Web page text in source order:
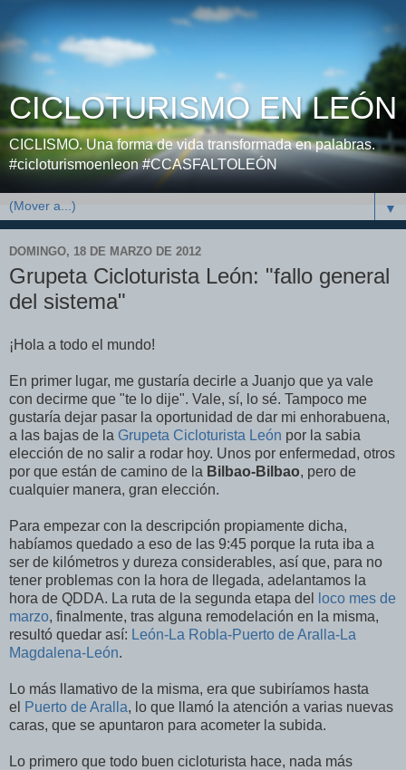
CICLOTURISMO EN LEÓN
CICLISMO. Una forma de vida transformada en palabras.
#cicloturismoenleon #CCASFALTOLEÓN
▼
DOMINGO, 18 DE MARZO DE 2012
Grupeta Cicloturista León: "fallo general
del sistema"
¡Hola a todo el mundo!
En primer lugar, me gustaría decirle a Juanjo que ya vale
con decirme que "te lo dije". Vale, sí, lo sé. Tampoco me
gustaría dejar pasar la oportunidad de dar mi enhorabuena,
a las bajas de la Grupeta Cicloturista León por la sabia
elección de no salir a rodar hoy. Unos por enfermedad, otros
por que están de camino de la Bilbao-Bilbao, pero de
cualquier manera, gran elección.
Para empezar con la descripción propiamente dicha,
habíamos quedado a eso de las 9:45 porque la ruta iba a
ser de kilómetros y dureza considerables, así que, para no
tener problemas con la hora de llegada, adelantamos la
hora de QDDA. La ruta de la segunda etapa del
loco mes de
marzo, finalmente, tras alguna remodelación en la misma,
resultó quedar así: León-La Robla-Puerto de Aralla-La
Magdalena-León.
Lo más llamativo de la misma, era que subiríamos hasta
el Puerto de Aralla, lo que llamó la atención a varias nuevas
caras, que se apuntaron para acometer la subida.
Lo primero que todo buen cicloturista hace, nada más